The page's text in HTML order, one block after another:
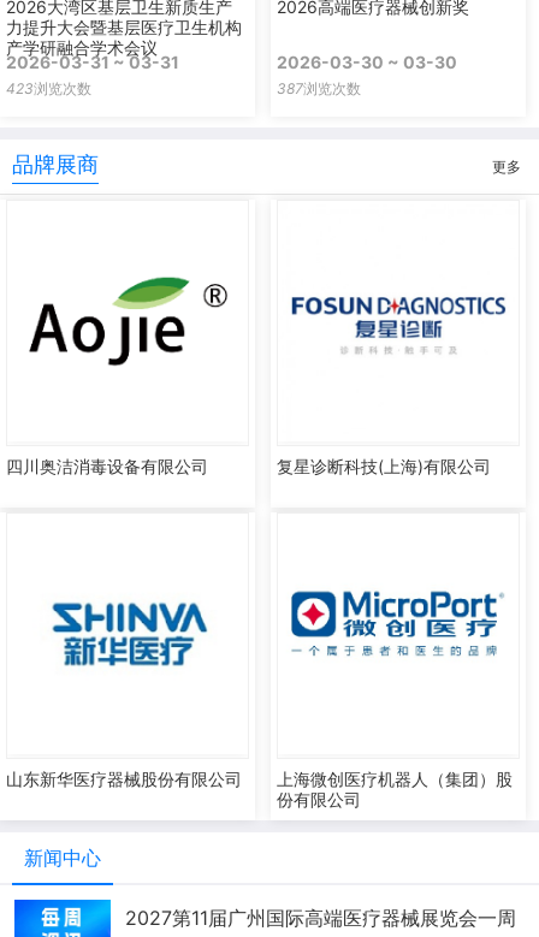
2026大湾区基层卫生新质生产
力提升大会暨基层医疗卫生机构
产学研融合学术会议
2026-03-31 ~ 03-31
423浏览次数
2026高端医疗器械创新奖
2026-03-30 ~ 03-30
387浏览次数
品牌展商 更多
四川奥洁消毒设备有限公司 复星诊断科技(上海)有限公司
山东新华医疗器械股份有限公司
上海微创医疗机器人（集团）股
份有限公司
新闻中心
2027第11届广州国际高端医疗器械展览会一周